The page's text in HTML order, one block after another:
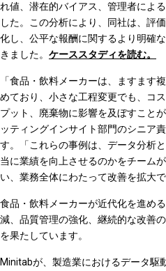
れ値、潜在的バイアス、管理者によ
した。この分析により、同社は、評
化し、公平な報酬に関するより明確
きました。 ケーススタディを読む。
「食品・飲料メーカーは、ますます
めており、小さな工程変更でも、コ
プット、廃棄物に影響を及ぼすこと
ッティングインサイト部門のシニア
す。「これらの事例は、データ分析
当に業績を向上させるのかをチーム
い、業務全体にわたって改善を拡大
食品・飲料メーカーが近代化を進め
減、品質管理の強化、継続的な改善
を果たしています。
Minitabが、製造業におけるデータ駆